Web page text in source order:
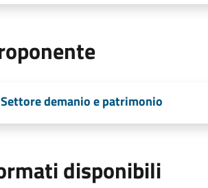
Settore demanio e patrimonio
disponibili